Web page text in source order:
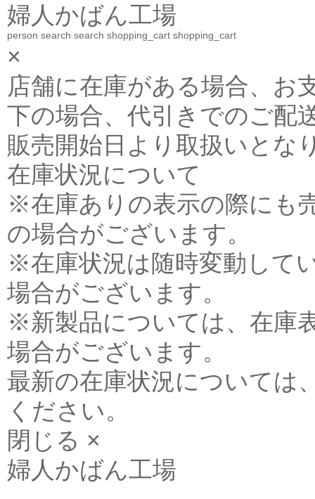
婦人かばん工場
person search search shopping_cart shopping_cart
×
店舗に在庫がある場合、お
下の場合、代引きでのご配
販売開始日より取扱いとな
在庫状況について
※在庫ありの表示の際にも
の場合がございます。
※在庫状況は随時変動して
場合がございます。
※新製品については、在庫
場合がございます。
最新の在庫状況については
ください。
閉じる ×
婦人かばん工場